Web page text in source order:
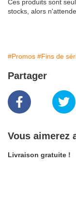
Ces produits sont
stocks, alors
#Promos #Fins de
Partager
Vous aimerez
Livraison gratuite !